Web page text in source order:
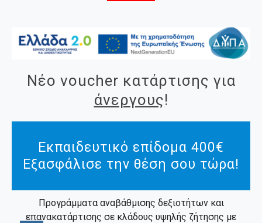
Νέο voucher κατάρτισης για
άνεργους!
Εκπαιδευτικό επίδομα 400€
Εξασφάλισε την θέση σου τώρα!
Προγράμματα αναβάθμισης δεξιοτήτων και
επανακατάρτισης σε κλάδους υψηλής ζήτησης με